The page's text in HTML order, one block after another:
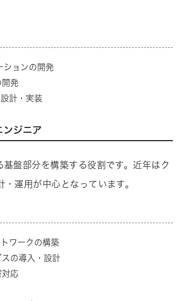
ションの開発
開発
計・実装
ジニア
基盤部分を構築する役割です。近年はク
・運用が中心となっています。
ワークの構築
の導入・設計
対応